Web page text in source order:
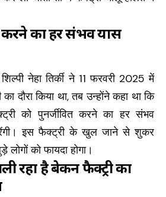
का हर संभव प्रयास
नेहा तिर्की ने 11 फरवरी 2025 में
दौरा किया था, तब उन्होंने कहा था कि
को पुनर्जीवित करने का हर संभव
इस फैक्ट्री के खुल जाने से शुकर
को फायदा होगा।
रहा है बेकन फैक्ट्री का